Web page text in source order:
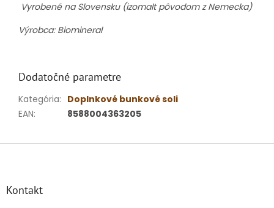
Vyrobené na Slovensku (izomalt pôvodom z Nemecka)
Výrobca: Biomineral
Dodatočné parametre
Kategória: Doplnkové bunkové soli
EAN: 8588004363205
Kontakt